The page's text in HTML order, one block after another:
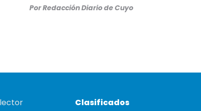
PorRedacción Diario de Cuyo
Clasificados